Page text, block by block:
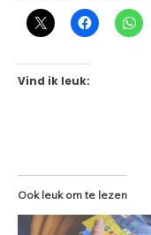
Vind ik leuk:
Ook leuk om te lezen